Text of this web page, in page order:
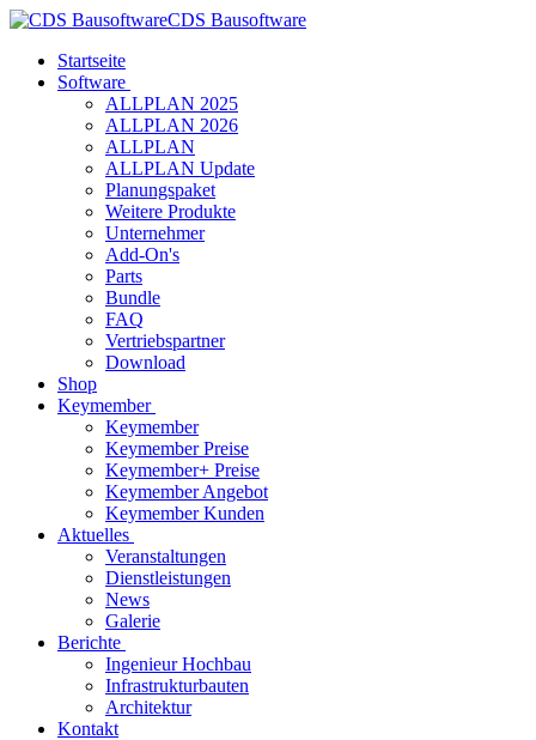
CDS Bausoftware
Startseite
Software
ALLPLAN 2025
ALLPLAN 2026
ALLPLAN
ALLPLAN Update
Planungspaket
Weitere Produkte
Unternehmer
Add-On's
Parts
Bundle
FAQ
Vertriebspartner
Download
Shop
Keymember
Keymember
Keymember Preise
Keymember+ Preise
Keymember Angebot
Keymember Kunden
Aktuelles
Veranstaltungen
Dienstleistungen
News
Galerie
Berichte
Ingenieur Hochbau
Infrastrukturbauten
Architektur
Kontakt